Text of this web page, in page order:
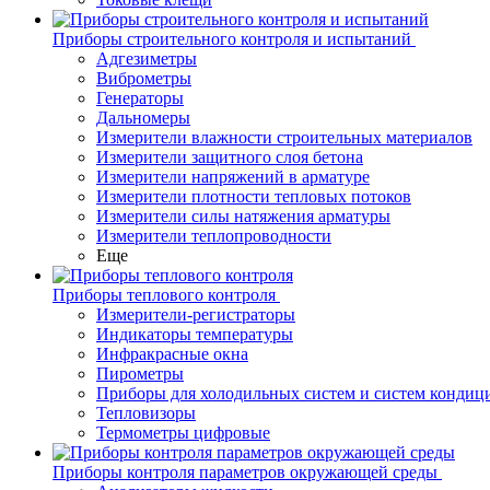
Приборы строительного контроля и испытаний
Адгезиметры
Виброметры
Генераторы
Дальномеры
Измерители влажности строительных материалов
Измерители защитного слоя бетона
Измерители напряжений в арматуре
Измерители плотности тепловых потоков
Измерители силы натяжения арматуры
Измерители теплопроводности
Еще
Приборы теплового контроля
Измерители-регистраторы
Индикаторы температуры
Инфракрасные окна
Пирометры
Приборы для холодильных систем и систем
Тепловизоры
Термометры цифровые
Приборы контроля параметров окружающей среды